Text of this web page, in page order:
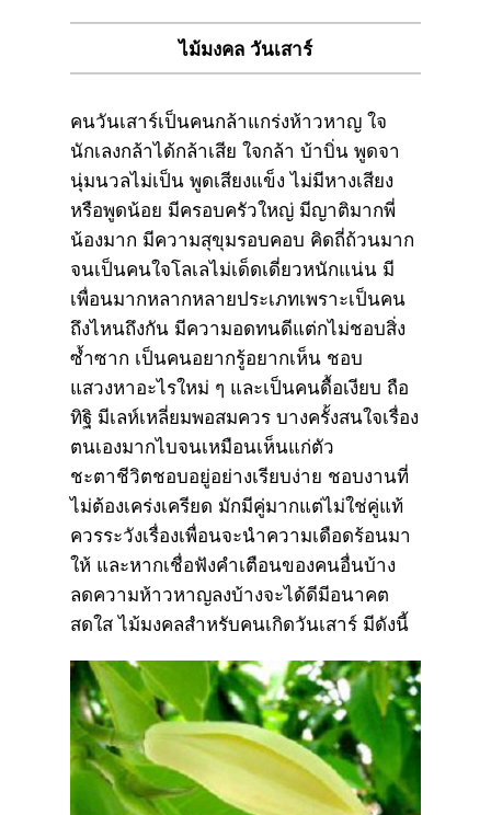
ไม้มงคล วันเสาร์
คนวันเสาร์เป็นคนกล้าแกร่งห้าวหาญ ใจ
นักเลงกล้าได้กล้าเสีย ใจกล้า บ้าบิ่น พูดจา
นุ่มนวลไม่เป็น พูดเสียงแข็ง ไม่มีหางเสียง
หรือพูดน้อย มีครอบครัวใหญ่ มีญาติมากพี่
น้องมาก มีความสุขุมรอบคอบ คิดถี่ถ้วนมาก
จนเป็นคนใจโลเลไม่เด็ดเดี่ยวหนักแน่น มี
เพื่อนมากหลากหลายประเภทเพราะเป็นคน
ถึงไหนถึงกัน มีความอดทนดีแต่กไม่ชอบสิ่ง
ซ้ำซาก เป็นคนอยากรู้อยากเห็น ชอบ
แสวงหาอะไรใหม่ ๆ และเป็นคนดื้อเงียบ ถือ
ทิฐิ มีเลห์เหลี่ยมพอสมควร บางครั้งสนใจเรื่อง
ตนเองมากไบจนเหมือนเห็นแก่ตัว
ชะตาชีวิตชอบอยู่อย่างเรียบง่าย ชอบงานที่
ไม่ต้องเคร่งเครียด มักมีคู่มากแต่ไม่ใช่คู่แท้
ควรระวังเรื่องเพื่อนจะนำความเดือดร้อนมา
ให้ และหากเชื่อฟังคำเตือนของคนอื่นบ้าง
ลดความห้าวหาญลงบ้างจะได้ดีมีอนาคต
สดใส ไม้มงคลสำหรับคนเกิดวันเสาร์ มีดังนี้